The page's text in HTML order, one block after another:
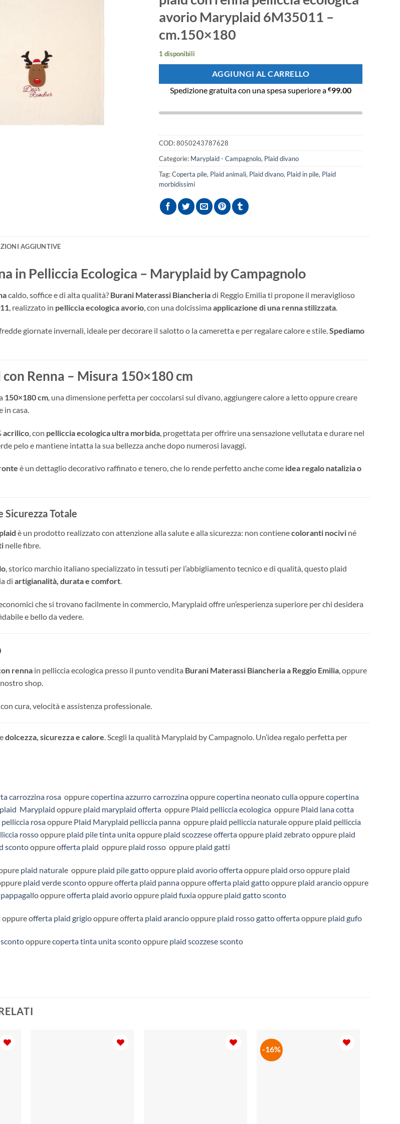
era:
€68.00.
è:
€61.20.
avorio Maryplaid 6M35011 –
cm.150×180
1 disponibili
AGGIUNGI AL CARRELLO
Spedizione gratuita con una spesa superiore a €99.00
COD:8050243787628
Categorie: Maryplaid - Campagnolo, Plaid divano
Tag:Coperta pile, Plaid animali, Plaid divano, Plaid in pile, Plaid
morbidissimi
AGGIUNTIVE
in Pelliccia Ecologica – Maryplaid by Campagnolo
caldo, soffice e di alta qualità? Burani Materassi Biancheriadi Reggio Emilia ti propone il meraviglioso
, realizzato in pelliccia ecologica avorio, con una dolcissima applicazione di una renna stilizzata.
giornate invernali, ideale per decorare il salotto o la cameretta e per regalare calore e stile.Spediamo
Renna – Misura 150×180 cm
150×180 cm , una dimensione perfetta per coccolarsi sul divano, aggiungere calore a letto oppure creare
in casa.
acrilico , con pelliccia ecologica ultra morbida , progettata per offrire una sensazione vellutata e durare nel
pelo e mantiene intatta la sua bellezza anche dopo numerosi lavaggi.
è un dettaglio decorativo raffinato e tenero, che lo rende perfetto anche come idea regalo natalizia o
Sicurezza Totale
è un prodotto realizzato con attenzione alla salute e alla sicurezza: non contienecoloranti nocivi né
nelle fibre.
, storico marchio italiano specializzato in tessuti per l’abbigliamento tecnico e di qualità, questo plaid
di artigianalità, durata e comfort.
che si trovano facilmente in commercio, Maryplaid offre un’esperienza superiore per chi desidera
e bello da vedere.
renna in pelliccia ecologica presso il punto vendita Burani Materassi Biancheria a Reggio Emilia, oppure
shop.
con cura, velocità e assistenza professionale.
dolcezza, sicurezza e calore. Scegli la qualità Maryplaid by Campagnolo. Un’idea regalo perfetta per
carrozzina rosa oppurecopertina azzurro carrozzinaoppurecopertina neonato cullaoppurecopertina
plaid Maryplaid oppure plaid maryplaid offerta oppure Plaid pelliccia ecologica oppure Plaid lana cotta
rosaoppure Plaid Maryplaid pelliccia panna oppure plaid pelliccia naturaleoppure plaid pelliccia
rossooppure plaid pile tinta unitaoppure plaid scozzese offertaoppure plaid zebratooppure plaid
scontooppureofferta plaid oppure plaid rosso oppure plaid gatti
plaid naturale oppure plaid pile gattooppure plaid avorio offertaoppure plaid orsooppure plaid
plaid verde scontooppureofferta plaid pannaoppureofferta plaid gattooppure plaid aranciooppure
oppureofferta plaid avoriooppure plaid fuxiaoppure plaid gatto sconto
oppureofferta plaid grigiooppure offerta plaid aranciooppure plaid rosso gatto offertaoppure plaid gufo
oppurecoperta tinta unita scontooppure plaid scozzese sconto
-16%